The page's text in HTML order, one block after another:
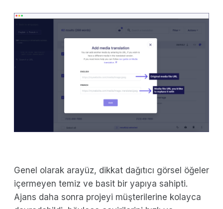
Genel olarak arayüz, dikkat dağıtıcı görsel öğeler
içermeyen temiz ve basit bir yapıya sahipti.
Ajans daha sonra projeyi müşterilerine kolayca